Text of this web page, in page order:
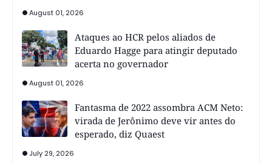
August 01, 2026
Ataques ao HCR pelos aliados de
Eduardo Hagge para atingir deputado
acerta no governador
August 01, 2026
Fantasma de 2022 assombra ACM Neto:
virada de Jerônimo deve vir antes do
esperado, diz Quaest
July 29, 2026